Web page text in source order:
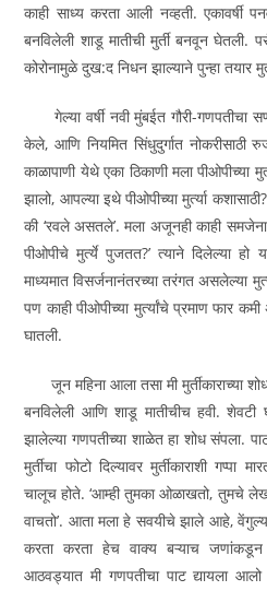
काही साध्य करता आली नव्हती. एकावर्षी
बनविलेली शाडू मातीची मुर्ती बनवून घेतली.
कोरोनामुळे दुख:द निधन झाल्याने पुन्हा तयार
गेल्या वर्षी नवी मुंबईत गौरी-गणपतीचा
केले, आणि नियमित सिंधुदुर्गात नोकरीसाठी
काळापाणी येथे एका ठिकाणी मला पीओपीच्या
झालो, आपल्या इथे पीओपीच्या मुर्त्या
की ‘रवले असतले’. मला अजूनही काही
पीओपीचे मुर्त्ये पुजतत?’ त्याने दिलेल्या हो
माध्यमात विसर्जनानंतरच्या तरंगत असलेल्या
पण काही पीओपीच्या मुर्त्यांचे प्रमाण फार
घातली.
जून महिना आला तसा मी मुर्तीकाराच्या
बनविलेली आणि शाडू मातीचीच हवी. शेवटी
झालेल्या गणपतीच्या शाळेत हा शोध संपला.
मुर्तीचा फोटो दिल्यावर मुर्तीकाराशी गप्पा
चालूच होते. ‘आम्ही तुमका ओळाखतो, तुमचे
वाचतो’. आता मला हे सवयीचे झाले आहे,
करता करता हेच वाक्य बऱ्याच
आठवड्यात मी गणपतीचा पाट द्यायला